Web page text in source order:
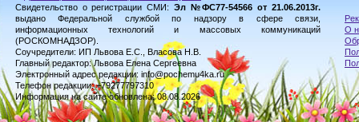
Свидетельство о регистрации СМИ: Эл №ФС77-54566 от 21.06.2013г.
выдано Федеральной службой по надзору в сфере связи,
информационных технологий и массовых коммуникаций
(РОСКОМНАДЗОР).
Соучредители: ИП Львова Е.С., Власова Н.В.
Главный редактор: Львова Елена Сергеевна
Электронный адрес редакции: info@pochemu4ka.ru
Телефон редакции: +79277797310
Информация на сайте обновлена: 08.08.2026
О